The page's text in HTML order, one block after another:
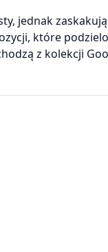
jednak
które
z kolekcji